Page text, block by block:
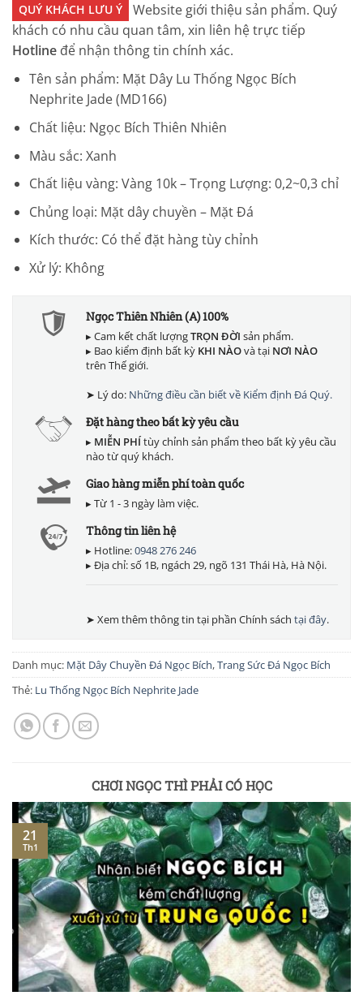
QUÝ KHÁCH LƯU Ý
Website giới thiệu sản phẩm. Quý
khách có nhu cầu quan tâm, xin liên hệ trực tiếp
Hotline để nhận thông tin chính xác.
Tên sản phẩm: Mặt Dây Lu Thống Ngọc Bích
Nephrite Jade (MD166)
Chất liệu: Ngọc Bích Thiên Nhiên
Màu sắc: Xanh
Chất liệu vàng: Vàng 10k – Trọng Lượng: 0,2~0,3 chỉ
Chủng loại: Mặt dây chuyền – Mặt Đá
Kích thước: Có thể đặt hàng tùy chỉnh
Xử lý: Không
Ngọc Thiên Nhiên (A) 100%
▸ Cam kết chất lượngTRỌN ĐỜI sản phẩm.
▸ Bao kiểm định bất kỳ KHI NÀOvà tại NƠI NÀO
trên Thế giới.
➤ Lý do: Những điều cần biết về Kiểm định Đá Quý.
Đặt hàng theo bất kỳ yêu cầu
▸ MIỄN PHÍtùy chỉnh sản phẩm theo bất kỳ yêu cầu
nào từ quý khách.
Giao hàng miễn phí toàn quốc
▸ Từ 1 - 3 ngày làm việc.
Thông tin liên hệ
▸ Hotline:0948 276 246
▸ Địa chỉ: số 1B, ngách 29, ngõ 131 Thái Hà, Hà Nội.
➤ Xem thêm thông tin tại phần Chính sách tại đây.
Danh mục: Mặt Dây Chuyền Đá Ngọc Bích,Trang Sức Đá Ngọc Bích
Thẻ: Lu Thống Ngọc Bích Nephrite Jade
CHƠI NGỌC THÌ PHẢI CÓ HỌC
21
Th1